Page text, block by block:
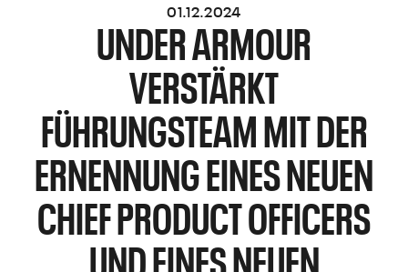
01.12.2024
UNDER ARMOUR
VERSTÄRKT
FÜHRUNGSTEAM MIT DER
ERNENNUNG EINES NEUEN
CHIEF PRODUCT OFFICERS
UND EINES NEUEN